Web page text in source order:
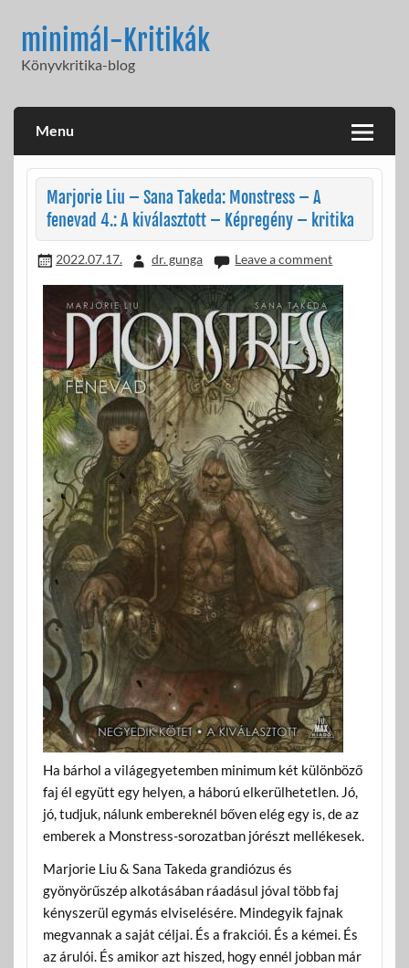
contentminimál-Kritikák
Könyvkritika-blog
Menu
Marjorie Liu – Sana Takeda: Monstress – A
fenevad 4.: A kiválasztott – Képregény – kritika
2022.07.17. dr. gunga Leave a comment
Ha bárhol a világegyetemben minimum két különböző
faj él együtt egy helyen, a háború elkerülhetetlen. Jó,
jó, tudjuk, nálunk embereknél bőven elég egy is, de az
emberek a Monstress-sorozatban jórészt mellékesek.
Marjorie Liu & Sana Takeda grandiózus és
gyönyörűszép alkotásában ráadásul jóval több faj
kényszerül egymás elviselésére. Mindegyik fajnak
megvannak a saját céljai. És a frakciói. És a kémei. És
az árulói. És amikor azt hiszed, hogy ennél jobban már